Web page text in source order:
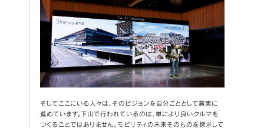
そしてここにいる人々は、そのビジョンを自分ごととして着実に
進めています。下山で行われているのは、単により良いクルマを
つくることではありません。モビリティの未来そのものを探求して